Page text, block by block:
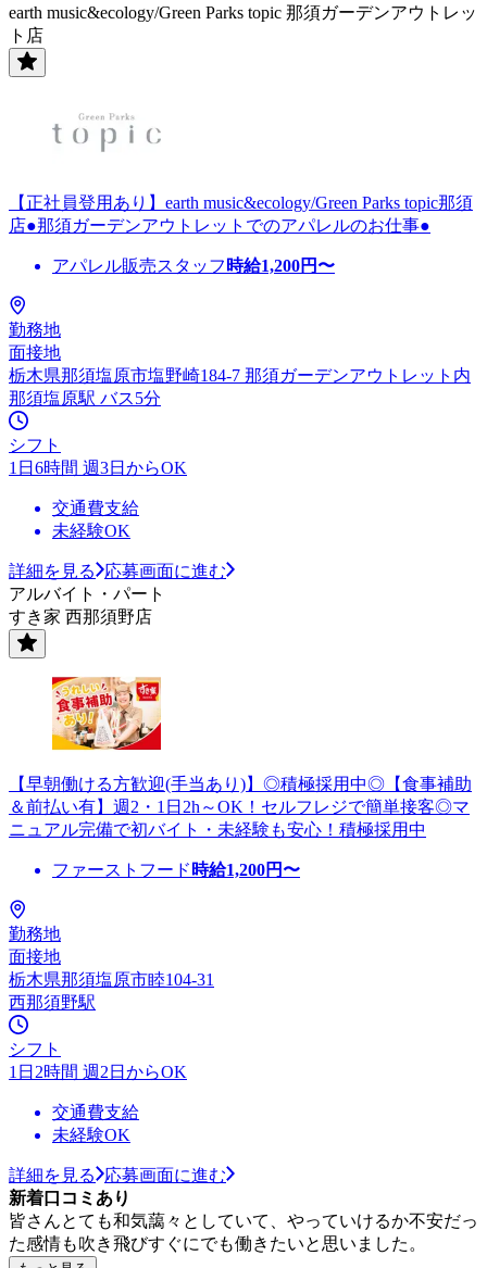
earth music&ecology/Green Parks topic 那須ガーデンアウトレッ
ト店
【正社員登用あり】earth music&ecology/Green Parks topic那須
店●那須ガーデンアウトレットでのアパレルのお仕事●
アパレル販売スタッフ 時給1,200円〜
勤務地
面接地
栃木県那須塩原市塩野崎184-7 那須ガーデンアウトレット内
那須塩原駅 バス5分
シフト
1日6時間 週3日からOK
交通費支給
未経験OK
詳細を見る
応募画面に進む
アルバイト・パート
すき家 西那須野店
【早朝働ける方歓迎(手当あり)】◎積極採用中◎【食事補助
＆前払い有】週2・1日2h～OK！セルフレジで簡単接客◎マ
ニュアル完備で初バイト・未経験も安心！積極採用中
ファーストフード 時給1,200円〜
勤務地
面接地
栃木県那須塩原市睦104-31
西那須野駅
シフト
1日2時間 週2日からOK
交通費支給
未経験OK
詳細を見る
応募画面に進む
新着口コミあり
皆さんとても和気藹々としていて、やっていけるか不安だっ
た感情も吹き飛びすぐにでも働きたいと思いました。